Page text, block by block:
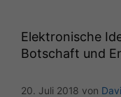
Elektronische
Botschaft und
20. Juli 2018 von